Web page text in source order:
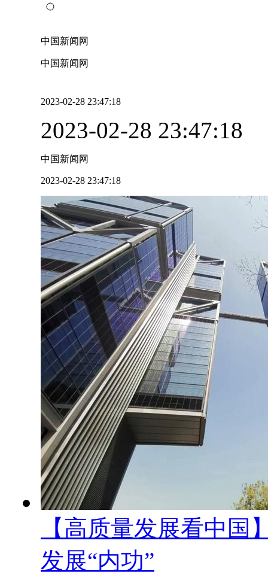
中国新闻网
中国新闻网
2023-02-28 23:47:18
2023-02-28 23:47:18
中国新闻网
2023-02-28 23:47:18
【高质量发展看中
发展“内功”